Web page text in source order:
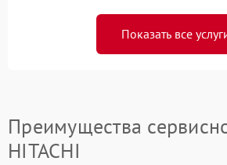
Показать все
Преимущества
HITACHI